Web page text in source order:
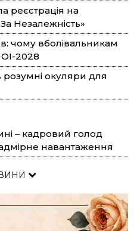
реєстрація на
Незалежність»
чому вболівальникам
2028
окуляри для
– кадровий голод
навантаження